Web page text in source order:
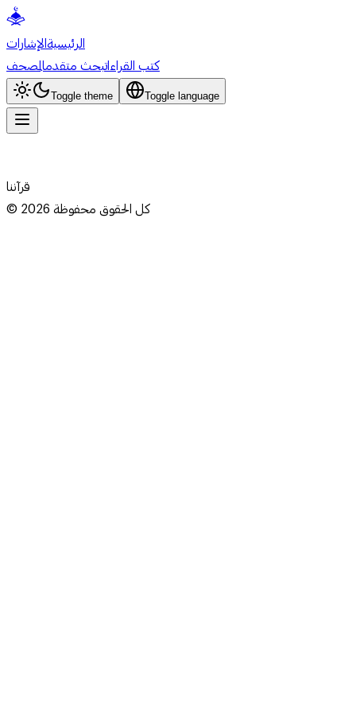
الرئيسيةالإشارات
كتب القراءاتبحث متقدمالمصحف
Toggle theme Toggle language
قرآننا
© 2026كل الحقوق محفوظة